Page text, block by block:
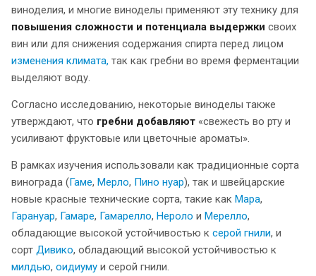
виноделия, и многие виноделы применяют эту технику для
повышения сложности и потенциала выдержки своих
вин или для снижения содержания спирта перед лицом
изменения климата, так как гребни во время ферментации
выделяют воду.
Согласно исследованию, некоторые виноделы также
утверждают, что гребни добавляют «свежесть во рту и
усиливают фруктовые или цветочные ароматы».
В рамках изучения использовали как традиционные сорта
винограда (Гаме, Мерло, Пино нуар), так и швейцарские
новые красные технические сорта, такие как Мара,
Гарануар, Гамаре, Гамарелло, Нероло и Мерелло,
обладающие высокой устойчивостью к серой гнили, и
сорт Дивико, обладающий высокой устойчивостью к
милдью, оидиуму и серой гнили.